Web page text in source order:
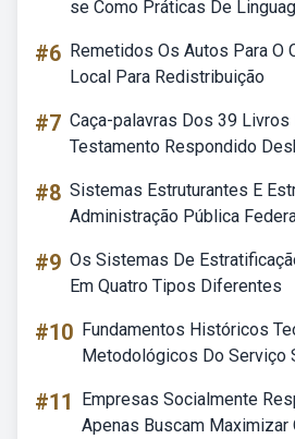
se Como Práticas De
#6 Remetidos Os Autos Para O
Local Para Redistribuição
#7 Caça-palavras Dos 39 Livros
Testamento Respondido
#8 Sistemas Estruturantes E
Administração Pública
#9 Os Sistemas De
Em Quatro Tipos Diferentes
#10 Fundamentos Históricos
Metodológicos Do Serviço
#11
Empresas Socialmente
Apenas Buscam Maximizar